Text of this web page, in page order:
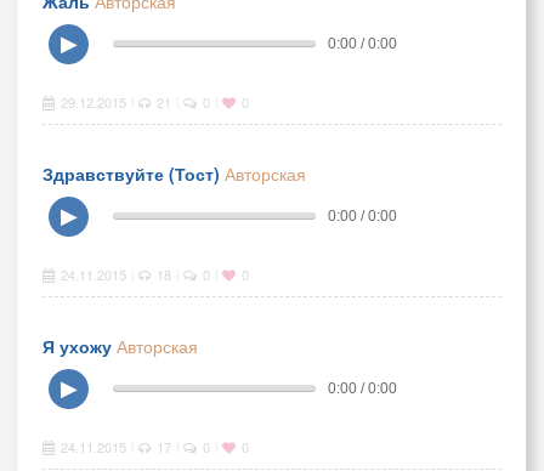
▶
0:00 / 0:00
29.12.2015 21 0 0
Здравствуйте (Тост) Авторская
▶
0:00 / 0:00
24.11.2015 18 0 0
Я ухожу Авторская
▶
0:00 / 0:00
24.11.2015 17 0 0